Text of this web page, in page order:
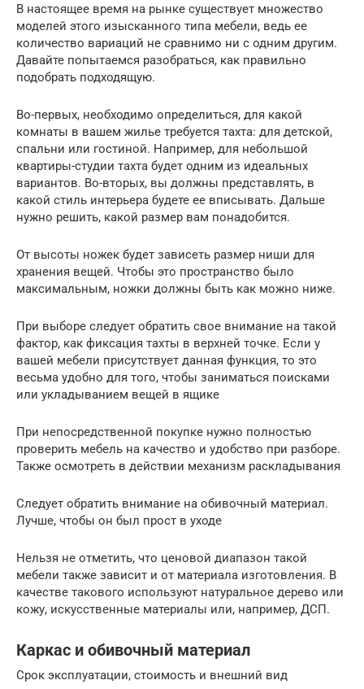
В настоящее время на рынке существует множество
моделей этого изысканного типа мебели, ведь ее
количество вариаций не сравнимо ни с одним другим.
Давайте попытаемся разобраться, как правильно
подобрать подходящую.
Во-первых, необходимо определиться, для какой
комнаты в вашем жилье требуется тахта: для детской,
спальни или гостиной. Например, для небольшой
квартиры-студии тахта будет одним из идеальных
вариантов. Во-вторых, вы должны представлять, в
какой стиль интерьера будете ее вписывать. Дальше
нужно решить, какой размер вам понадобится.
От высоты ножек будет зависеть размер ниши для
хранения вещей. Чтобы это пространство было
максимальным, ножки должны быть как можно ниже.
При выборе следует обратить свое внимание на такой
фактор, как фиксация тахты в верхней точке. Если у
вашей мебели присутствует данная функция, то это
весьма удобно для того, чтобы заниматься поисками
или укладыванием вещей в ящике
При непосредственной покупке нужно полностью
проверить мебель на качество и удобство при разборе.
Также осмотреть в действии механизм раскладывания
Следует обратить внимание на обивочный материал.
Лучше, чтобы он был прост в уходе
Нельзя не отметить, что ценовой диапазон такой
мебели также зависит и от материала изготовления. В
качестве такового используют натуральное дерево или
кожу, искусственные материалы или, например, ДСП.
Каркас и обивочный материал
Срок эксплуатации, стоимость и внешний вид